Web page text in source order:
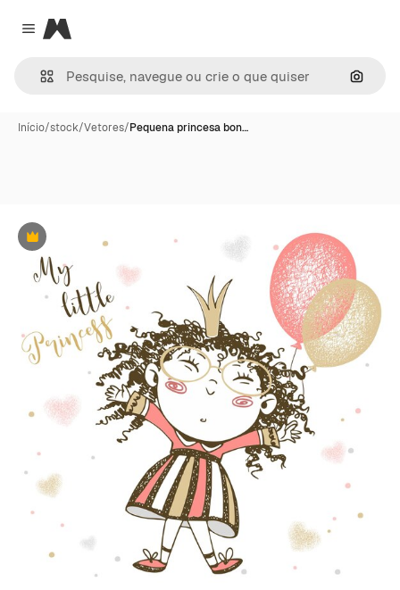
Close menu
Magnific
Início/stock/Vetores/Pequena princesa bon…
Premium